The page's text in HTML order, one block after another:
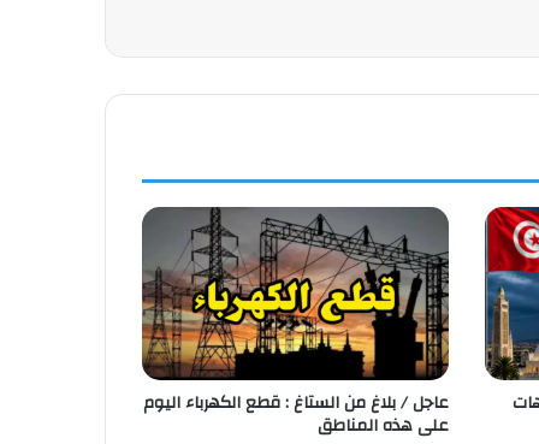
عاجل / بلاغ من الستاغ : قطع الكهرباء اليوم
على هذه المناطق